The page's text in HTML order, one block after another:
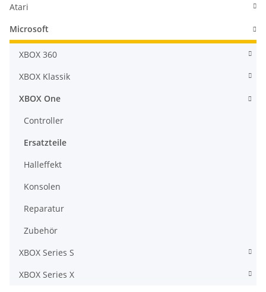
Atari
Microsoft
XBOX 360
XBOX Klassik
XBOX One
Controller
Ersatzteile
Halleffekt
Konsolen
Reparatur
Zubehör
XBOX Series S
XBOX Series X